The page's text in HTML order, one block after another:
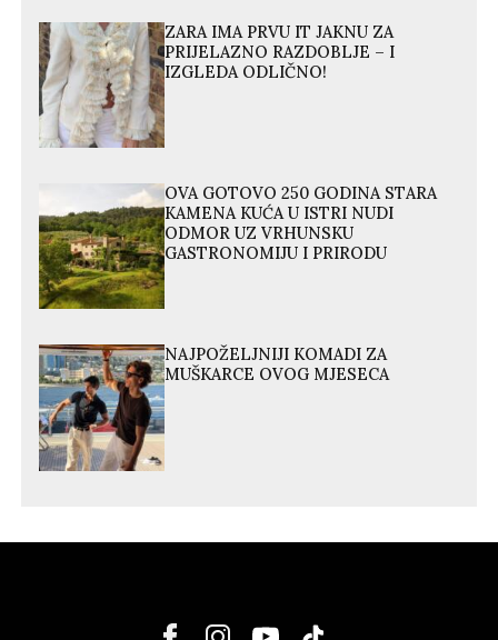
ZARA IMA PRVU IT JAKNU ZA
PRIJELAZNO RAZDOBLJE – I
IZGLEDA ODLIČNO!
OVA GOTOVO 250 GODINA STARA
KAMENA KUĆA U ISTRI NUDI
ODMOR UZ VRHUNSKU
GASTRONOMIJU I PRIRODU
NAJPOŽELJNIJI KOMADI ZA
MUŠKARCE OVOG MJESECA